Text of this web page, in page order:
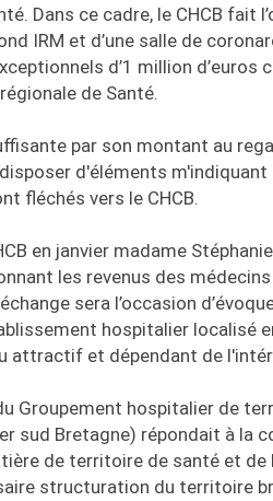
Dans ce cadre, le CHCB fait
IRM et d’une salle de
d’1 million d’euros
de Santé.
par son montant au
d'éléments
fléchés vers le CHCB.
en janvier madame
les revenus des
sera l’occasion
hospitalier localisé
attractif et dépendant de
Groupement hospitalier de
sud Bretagne) répondait à la
de territoire de santé et
structuration du territoire